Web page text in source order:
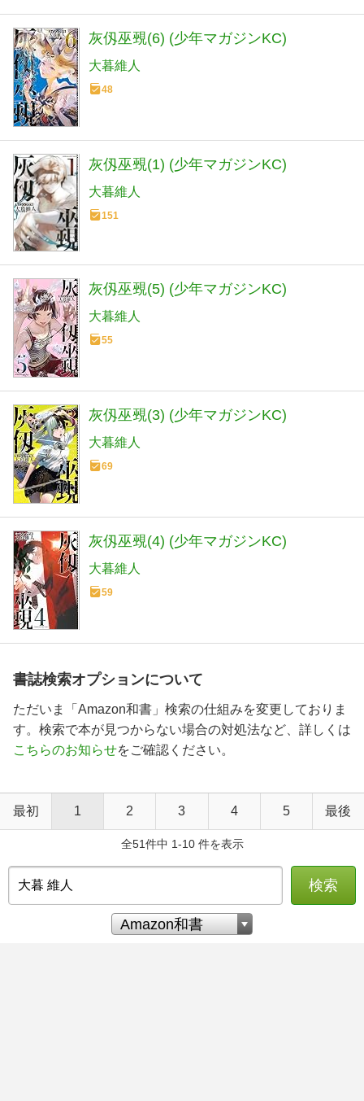
灰仭巫覡(6) (少年マガジンKC)
大暮維人
48
灰仭巫覡(1) (少年マガジンKC)
大暮維人
151
灰仭巫覡(5) (少年マガジンKC)
大暮維人
55
灰仭巫覡(3) (少年マガジンKC)
大暮維人
69
灰仭巫覡(4) (少年マガジンKC)
大暮維人
59
書誌検索オプションについて
ただいま「Amazon和書」検索の仕組みを変更しておりま
す。検索で本が見つからない場合の対処法など、詳しくは
こちらのお知らせをご確認ください。
最初 1 2 3 4 5 最後
全51件中 1-10 件を表示
検索